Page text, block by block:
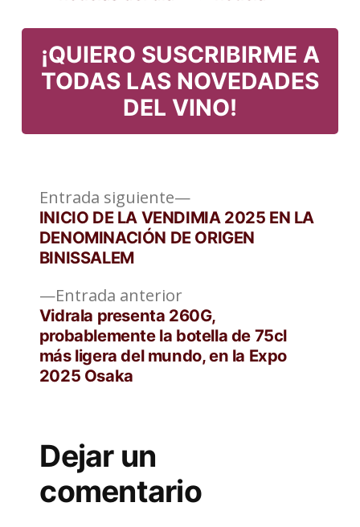
Publicado
en
¡QUIERO SUSCRIBIRME A
TODAS LAS NOVEDADES
DEL VINO!
Navegación
de
entradas
Entrada anteriorEntrada
anterior:
Vidrala presenta 260G,
probablemente la botella de 75cl
más ligera del mundo, en la Expo
2025 Osaka
Entrada siguiente
Entrada
siguiente:
INICIO DE LA VENDIMIA 2025 EN LA
DENOMINACIÓN DE ORIGEN
BINISSALEM
Dejar un
comentario